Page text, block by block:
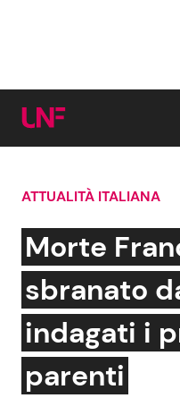
Cerca:
News e Cronaca
Attualità Italiana
ATTUALITÀ ITALIANA
Morte
sbranato
indagati i
parenti